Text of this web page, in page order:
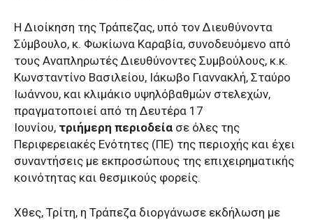
Η Διοίκηση της Τράπεζας, υπό τον Διευθύνοντα
Σύμβουλο, κ. Φωκίωνα Καραβία, συνοδευόμενο από
τους Αναπληρωτές Διευθύνοντες Συμβούλους, κ.κ.
Κωνσταντίνο Βασιλείου, Ιάκωβο Γιαννακλή, Σταύρο
Ιωάννου, και κλιμάκιο υψηλόβαθμών στελεχών,
πραγματοποιεί από τη Δευτέρα 17
Ιουνίου, τριήμερη περιοδεία σε όλες της
Περιφερειακές Ενότητες (ΠΕ) της περιοχής και έχει
συναντήσεις με εκπροσώπους της επιχειρηματικής
κοινότητας και θεσμικούς φορείς.
Χθες, Τρίτη, η Τράπεζα διοργάνωσε εκδήλωση με